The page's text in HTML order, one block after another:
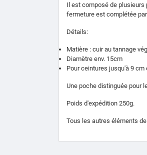
Il est composé de plusieurs
fermeture est complétée
Détails:
Matière : cuir au tannage
Diamètre env. 15cm
Pour ceintures jusqu'à 9 cm
Une poche distinguée pour
Poids d'expédition 250g.
Tous les autres éléments